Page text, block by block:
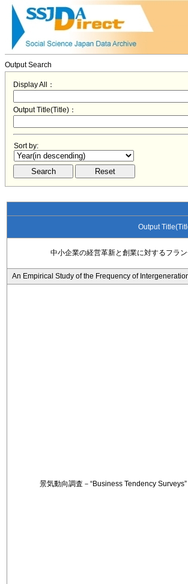
Output Search
Display All：
Output Title(Title)：
Sort by:
Output
中小企業の経営革新と創業に対するフラ
An Empirical Study of the Frequency of
景気動向調査－“Business Tendency